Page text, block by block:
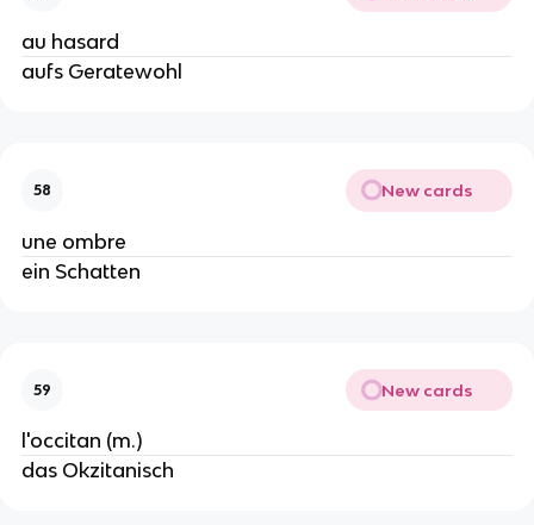
au hasard
aufs Geratewohl
58 New cards
une ombre
ein Schatten
59 New cards
l'occitan (m.)
das Okzitanisch